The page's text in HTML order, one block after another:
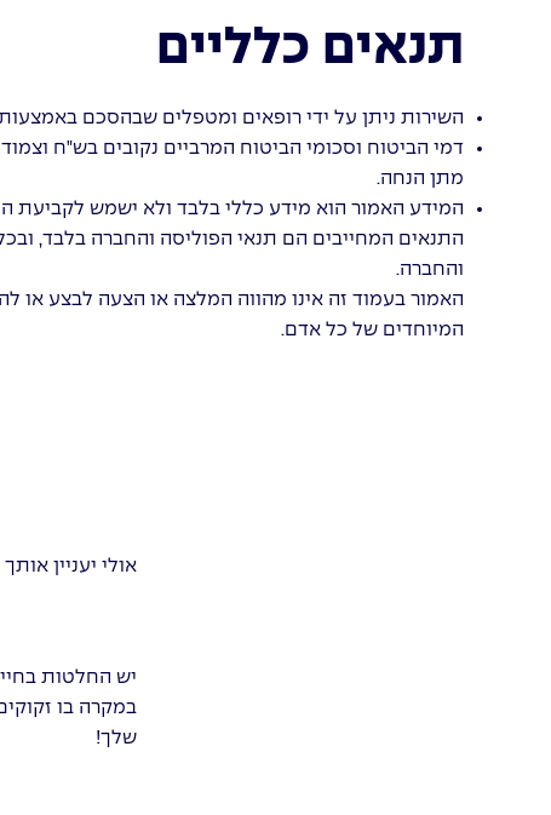
תנאים כלליים
השירות ניתן על ידי רופאים ומטפלים שבהסכם באמצעות
מתן הנחה.
המידע האמור הוא מידע כללי בלבד ולא ישמש לקביעת
התנאים המחייבים הם תנאי הפוליסה והחברה בלבד,
והחברה.
האמור בעמוד זה אינו מהווה המלצה או הצעה לבצע או
המיוחדים של כל אדם.
אולי יעניין
יש החלטות
במקרה בו
שלך!